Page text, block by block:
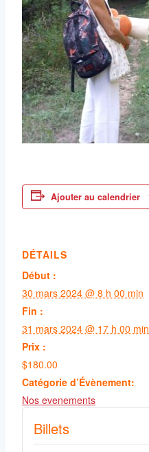
Ajouter au calendrier
DÉTAILS
Début :
30 mars 2024 @ 8 h 00 min
Fin :
31 mars 2024 @ 17 h 00 min
Prix :
$180.00
Catégorie d’Évènement:
Nos evenements
Billets